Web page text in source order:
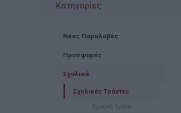
Κατηγορίες
Νέες Παραλαβές
Προσφορές
Σχολικά
Σχολικές Τσάντες
Σχολικά Τρόλεϊ